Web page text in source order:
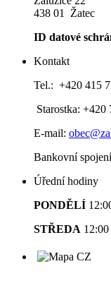
438 01 Žatec
ID datové
Kontakt
Tel.: +420 415
Starostka: +420
E-mail:
Bankovní
Úřední hodiny
PONDĚLÍ
STŘEDA